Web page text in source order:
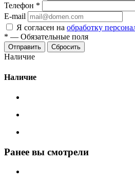
Телефон *
E-mail
Я согласен на обработку
* — Обязательные поля
Сбросить
Наличие
Наличие
Ранее вы смотрели